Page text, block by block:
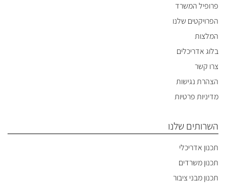
פרופיל המשרד
הפרויקטים שלנו
המלצות
בלוג אדריכלים
צרו קשר
הצהרת נגישות
מדיניות פרטיות
השרותים שלנו
תכנון אדריכלי
תכנון משרדים
תכנון מבני ציבור